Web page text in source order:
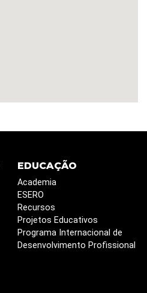
EDUCAÇÃO
Academia
ESERO
Recursos
Projetos Educativos
Programa Internacional de
Desenvolvimento Profissional